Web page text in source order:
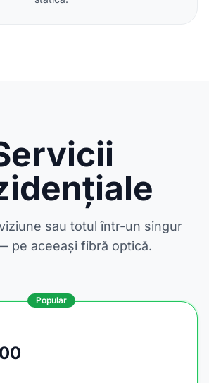
sau totul într-un singur
pe aceeași fibră optică.
Popular